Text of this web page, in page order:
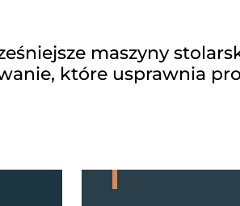
maszyny
które usprawnia